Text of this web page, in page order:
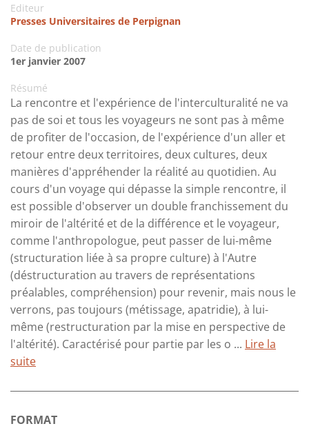
Editeur
Presses Universitaires de Perpignan
Date de publication
1er janvier 2007
Résumé
La rencontre et l'expérience de l'interculturalité ne va
pas de soi et tous les voyageurs ne sont pas à même
de profiter de l'occasion, de l'expérience d'un aller et
retour entre deux territoires, deux cultures, deux
manières d'appréhender la réalité au quotidien. Au
cours d'un voyage qui dépasse la simple rencontre, il
est possible d'observer un double franchissement du
miroir de l'altérité et de la différence et le voyageur,
comme l'anthropologue, peut passer de lui-même
(structuration liée à sa propre culture) à l'Autre
(déstructuration au travers de représentations
préalables, compréhension) pour revenir, mais nous le
verrons, pas toujours (métissage, apatridie), à lui-
même (restructuration par la mise en perspective de
l'altérité). Caractérisé pour partie par les o ... Lire la
suite
FORMAT